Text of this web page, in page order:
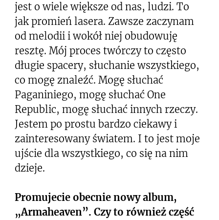
jest o wiele większe od nas, ludzi. To
jak promień lasera. Zawsze zaczynam
od melodii i wokół niej obudowuję
resztę. Mój proces twórczy to często
długie spacery, słuchanie wszystkiego,
co mogę znaleźć. Mogę słuchać
Paganiniego, mogę słuchać One
Republic, mogę słuchać innych rzeczy.
Jestem po prostu bardzo ciekawy i
zainteresowany światem. I to jest moje
ujście dla wszystkiego, co się na nim
dzieje.
Promujecie obecnie nowy album,
„Armaheaven”. Czy to również część